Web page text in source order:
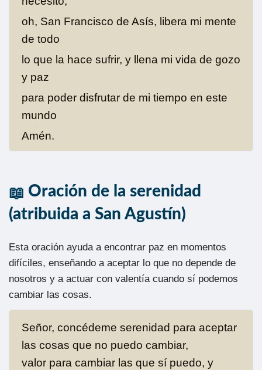
oh, San Francisco de Asís, libera mi mente
de todo
lo que la hace sufrir, y llena mi vida de gozo
y paz
para poder disfrutar de mi tiempo en este
mundo
Amén.
Oración de la serenidad
(atribuida a San Agustín)
Esta oración ayuda a encontrar paz en momentos
difíciles, enseñando a aceptar lo que no depende de
nosotros y a actuar con valentía cuando sí podemos
cambiar las cosas.
Señor, concédeme serenidad para aceptar
las cosas que no puedo cambiar,
valor para cambiar las que sí puedo, y